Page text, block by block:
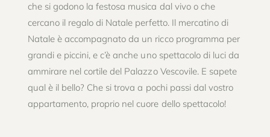
che si godono la festosa musica dal vivo o che
cercano il regalo di Natale perfetto. Il mercatino di
Natale è accompagnato da un ricco programma per
grandi e piccini, e c’è anche uno spettacolo di luci da
ammirare nel cortile del Palazzo Vescovile. E sapete
qual è il bello? Che si trova a pochi passi dal vostro
appartamento, proprio nel cuore dello spettacolo!